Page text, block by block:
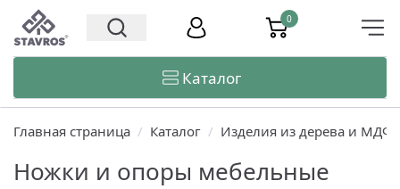
0
Каталог
Главная страница / Каталог / Изделия из дерева и МДФ
Ножки и опоры мебельные